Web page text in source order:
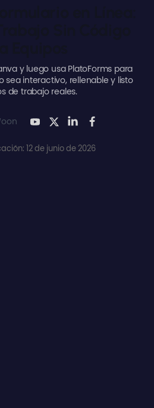
y luego usa PlatoForms para
sea interactivo, rellenable y listo
de trabajo reales.
12 de junio de 2026